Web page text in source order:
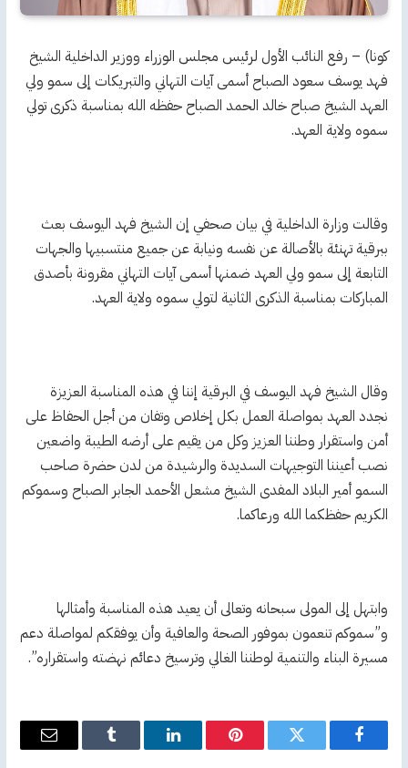
كونا) – رفع النائب الأول لرئيس مجلس الوزراء ووزير الداخلية الشيخ
فهد يوسف سعود الصباح أسمى آيات التهاني والتبريكات إلى سمو ولي
العهد الشيخ صباح خالد الحمد الصباح حفظه الله بمناسبة ذكرى تولي
سموه ولاية العهد.
وقالت وزارة الداخلية في بيان صحفي إن الشيخ فهد اليوسف بعث
ببرقية تهنئة بالأصالة عن نفسه ونيابة عن جميع منتسبيها والجهات
التابعة إلى سمو ولي العهد ضمنها أسمى آيات التهاني مقرونة بأصدق
المباركات بمناسبة الذكرى الثانية لتولي سموه ولاية العهد.
وقال الشيخ فهد اليوسف في البرقية إننا في هذه المناسبة العزيزة
نجدد العهد بمواصلة العمل بكل إخلاص وتفان من أجل الحفاظ على
أمن واستقرار وطننا العزيز وكل من يقيم على أرضه الطيبة واضعين
نصب أعيننا التوجيهات السديدة والرشيدة من لدن حضرة صاحب
السمو أمير البلاد المفدى الشيخ مشعل الأحمد الجابر الصباح وسموكم
الكريم حفظكما الله ورعاكما.
وابتهل إلى المولى سبحانه وتعالى أن يعيد هذه المناسبة وأمثالها
و”سموكم تنعمون بموفور الصحة والعافية وأن يوفقكم لمواصلة دعم
مسيرة البناء والتنمية لوطننا الغالي وترسيخ دعائم نهضته واستقراره”.
فيسبوك تويتر بينتيريستلينكدإن Tumblr
البريد